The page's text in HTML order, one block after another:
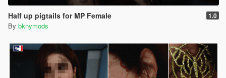
Half up pigtails for MP Female 1.0
By bknymods